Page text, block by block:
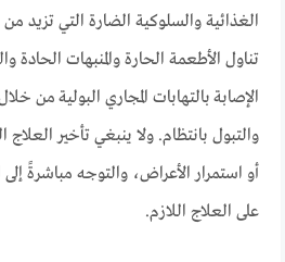
الغذائية والسلوكية الضارة التي
تناول الأطعمة الحارة والمنبهات الحادة
الإصابة بالتهابات المجاري البولية من
والتبول بانتظام. ولا ينبغي تأخير العلاج
أو استمرار الأعراض، والتوجه مباشرةً
على العلاج اللازم.